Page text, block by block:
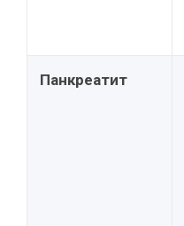
Панкреатит